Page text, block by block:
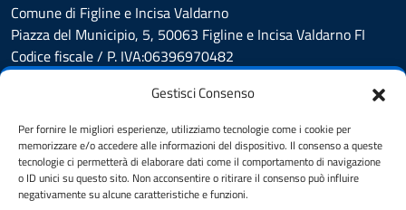
Gestisci Consenso
Per fornire le migliori esperienze, utilizziamo tecnologie come i cookie per
memorizzare e/o accedere alle informazioni del dispositivo. Il consenso a queste
tecnologie ci permetterà di elaborare dati come il comportamento di navigazione
o ID unici su questo sito. Non acconsentire o ritirare il consenso può influire
negativamente su alcune caratteristiche e funzioni.
Comune di Figline e Incisa Valdarno
Piazza del Municipio, 5, 50063 Figline e Incisa Valdarno FI
Codice fiscale / P. IVA:06396970482
PEC: comune.figlineincisa@postacert.toscana.it
Centralino unico: 05591251
Leggi le FAQ
Prenotazione appuntamento